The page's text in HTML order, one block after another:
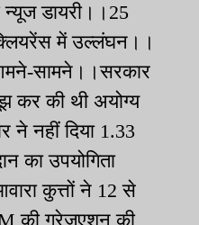
न्यूज डायरी।।25
में उल्लंघन।।
सामने।।सरकार
कर की थी अयोग्य
ने नहीं दिया 1.33
का उपयोगिता
कुत्तों ने 12 से
की ग्रेजुएशन की